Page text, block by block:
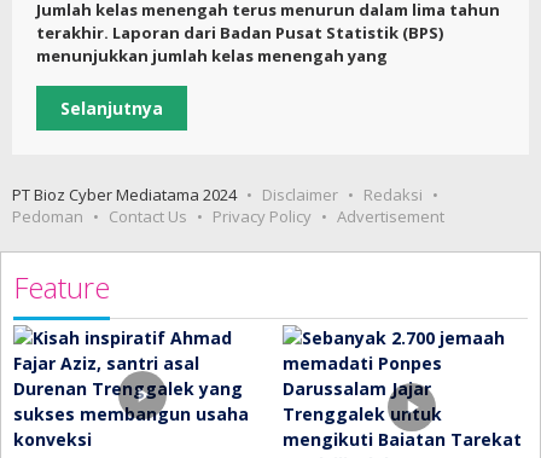
Jumlah kelas menengah terus menurun dalam lima tahun
terakhir. Laporan dari Badan Pusat Statistik (BPS)
menunjukkan jumlah kelas menengah yang
Selanjutnya
PT Bioz Cyber Mediatama 2024 Disclaimer
Redaksi
Pedoman
Contact Us Privacy Policy Advertisement
Feature